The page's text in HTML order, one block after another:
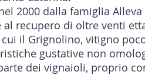
2000 dalla famiglia Alleva
recupero di oltre venti
il Grignolino, vitigno
gustative non
dei vignaioli, proprio